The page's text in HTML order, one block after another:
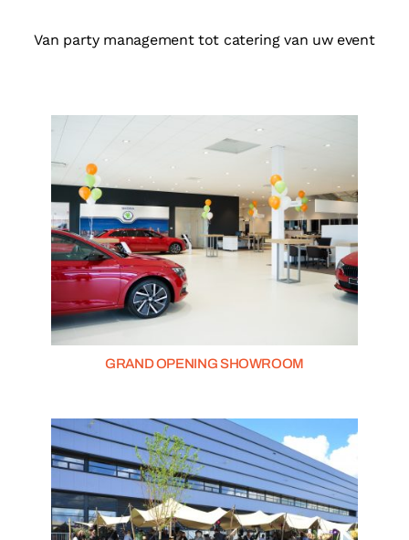
Van party management tot catering van uw event
GRAND OPENING SHOWROOM